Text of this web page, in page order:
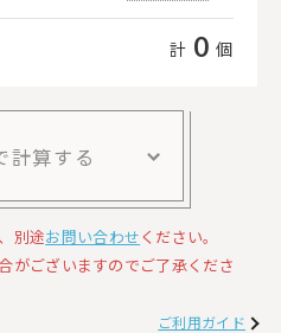
計 0 個
計算する
別途お問い合わせください。
がございますのでご了承くださ
ご利用ガイド